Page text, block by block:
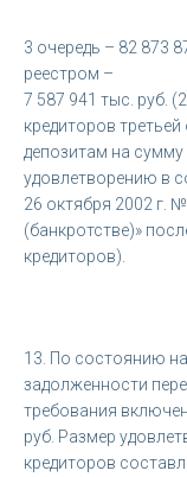
3 очередь – 82 873
реестром –
7 587 941 тыс. руб.
кредиторов
депозитам на
удовлетворению в
26 октября 2002 г.
(банкротстве)»
кредиторов).
13. По состоянию
задолженности
требования
руб. Размер
кредиторов